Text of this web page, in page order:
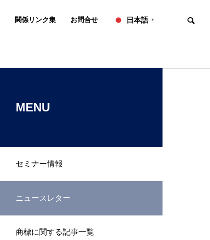
関係リンク集 お問合せ 日本語 ▼
事務所概要
MENU
セミナー情報
ニュースレター
商標に関する記事一覧